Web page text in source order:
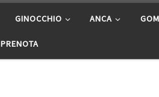
GINOCCHIO ANCA
PRENOTA